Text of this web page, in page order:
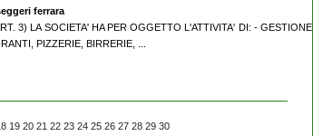
ferrara
3) LA SOCIETA' HA PER OGGETTO L'ATTIVITA' DI: - GESTIONE
PIZZERIE, BIRRERIE, ...
19 20 21 22 23 24 25 26 27 28 29 30